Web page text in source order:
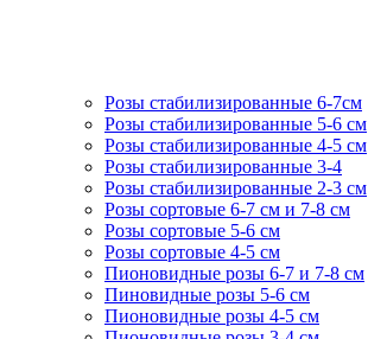
Розы стабилизированные 6-7см
Розы стабилизированные 5-6 см
Розы стабилизированные 4-5 см
Розы стабилизированные 3-4
Розы стабилизированные 2-3 см
Розы сортовые 6-7 см и 7-8 см
Розы сортовые 5-6 см
Розы сортовые 4-5 см
Пионовидные розы 6-7 и 7-8 см
Пиновидные розы 5-6 см
Пионовидные розы 4-5 см